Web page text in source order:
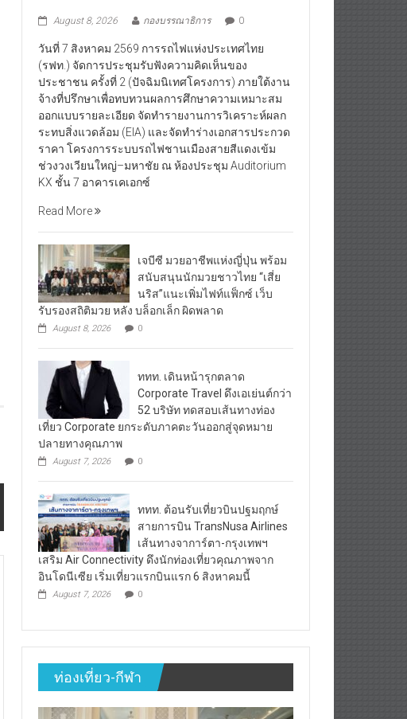
August 8, 2026 กองบรรณาธิการ 0
วันที่ 7 สิงหาคม 2569 การรถไฟแห่งประเทศไทย
(รฟท.) จัดการประชุมรับฟังความคิดเห็นของ
ประชาชน ครั้งที่ 2 (ปัจฉิมนิเทศโครงการ) ภายใต้งาน
จ้างที่ปรึกษาเพื่อทบทวนผลการศึกษาความเหมาะสม
ออกแบบรายละเอียด จัดทำรายงานการวิเคราะห์ผลก
ระทบสิ่งแวดล้อม (EIA) และจัดทำร่างเอกสารประกวด
ราคา โครงการระบบรถไฟชานเมืองสายสีแดงเข้ม
ช่วงวงเวียนใหญ่–มหาชัย ณ ห้องประชุม Auditorium
KX ชั้น 7 อาคารเคเอกซ์
Read More
เจบีซี มวยอาชีพแห่งญี่ปุ่น พร้อม
สนับสนุนนักมวยชาวไทย “เสี่ย
นริส”แนะเพิ่มไฟท์แฟ็กซ์ เว็บ
รับรองสถิติมวย หลัง บล็อกเล็ก ผิดพลาด
August 8, 2026 0
ททท. เดินหน้ารุกตลาด
Corporate Travel ดึงเอเย่นต์กว่า
52 บริษัท ทดสอบเส้นทางท่อง
เที่ยว Corporate ยกระดับภาคตะวันออกสู่จุดหมาย
ปลายทางคุณภาพ
August 7, 2026 0
ททท. ต้อนรับเที่ยวบินปฐมฤกษ์
สายการบิน TransNusa Airlines
เส้นทางจาการ์ตา-กรุงเทพฯ
เสริม Air Connectivity ดึงนักท่องเที่ยวคุณภาพจาก
อินโดนีเซีย เริ่มเที่ยวแรกบินแรก 6 สิงหาคมนี้
August 7, 2026 0
ท่องเที่ยว-กีฬา